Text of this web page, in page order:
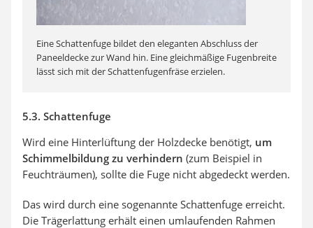
Eine Schattenfuge bildet den eleganten Abschluss der
Paneeldecke zur Wand hin. Eine gleichmäßige Fugenbreite
lässt sich mit der Schattenfugenfräse erzielen.
5.3. Schattenfuge
Wird eine Hinterlüftung der Holzdecke benötigt, um
Schimmelbildung zu verhindern (zum Beispiel in
Feuchträumen), sollte die Fuge nicht abgedeckt werden.
Das wird durch eine sogenannte Schattenfuge erreicht.
Die Trägerlattung erhält einen umlaufenden Rahmen